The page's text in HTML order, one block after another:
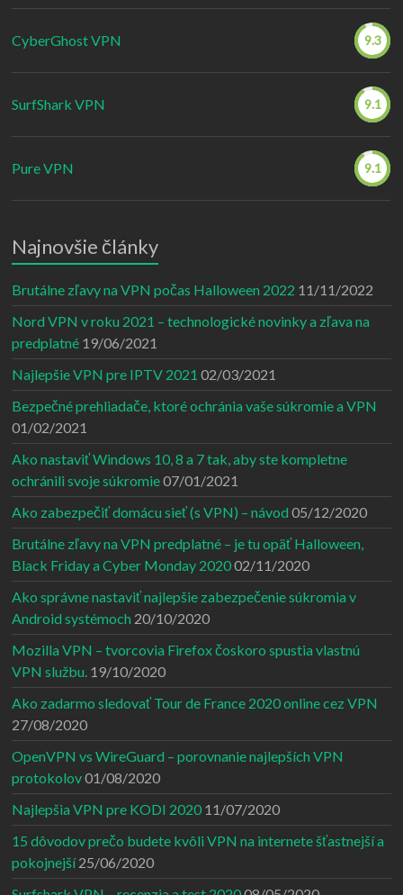
CyberGhost VPN 9.3
SurfShark VPN 9.1
Pure VPN 9.1
Najnovšie články
Brutálne zľavy na VPN počas Halloween 2022 11/11/2022
Nord VPN v roku 2021 – technologické novinky a zľava na
predplatné 19/06/2021
Najlepšie VPN pre IPTV 2021 02/03/2021
Bezpečné prehliadače, ktoré ochránia vaše súkromie a VPN
01/02/2021
Ako nastaviť Windows 10, 8 a 7 tak, aby ste kompletne
ochránili svoje súkromie07/01/2021
Ako zabezpečiť domácu sieť (s VPN) – návod 05/12/2020
Brutálne zľavy na VPN predplatné – je tu opäť Halloween,
Black Friday a Cyber Monday 202002/11/2020
Ako správne nastaviť najlepšie zabezpečenie súkromia v
Android systémoch 20/10/2020
Mozilla VPN – tvorcovia Firefox čoskoro spustia vlastnú
VPN službu. 19/10/2020
Ako zadarmo sledovať Tour de France 2020 online cez VPN
27/08/2020
OpenVPN vs WireGuard – porovnanie najlepších VPN
protokolov01/08/2020
Najlepšia VPN pre KODI 2020 11/07/2020
15 dôvodov prečo budete kvôli VPN na internete šťastnejší a
pokojnejší25/06/2020